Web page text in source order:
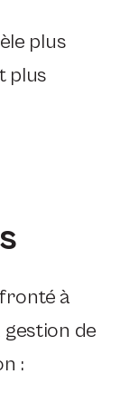
plus
plus
à
gestion de
: